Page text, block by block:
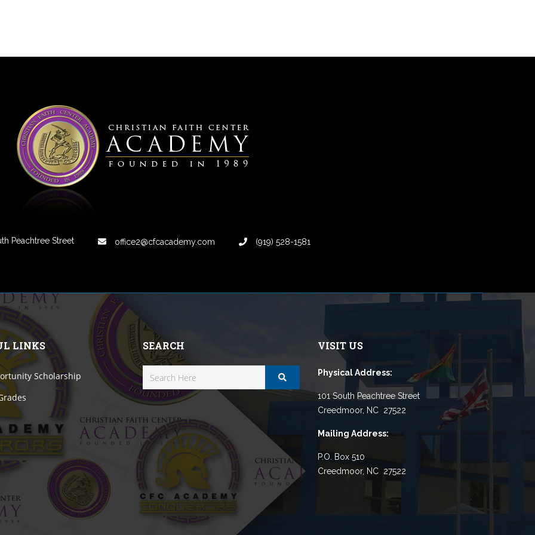
Peachtree Street office2@cfcacademy.com (919) 528-1581
LINKS
Scholarship
SEARCH VISIT US
Physical Address:
101 South Peachtree Street
Creedmoor, NC 27522
Mailing Address:
P.O. Box 510
Creedmoor, NC 27522